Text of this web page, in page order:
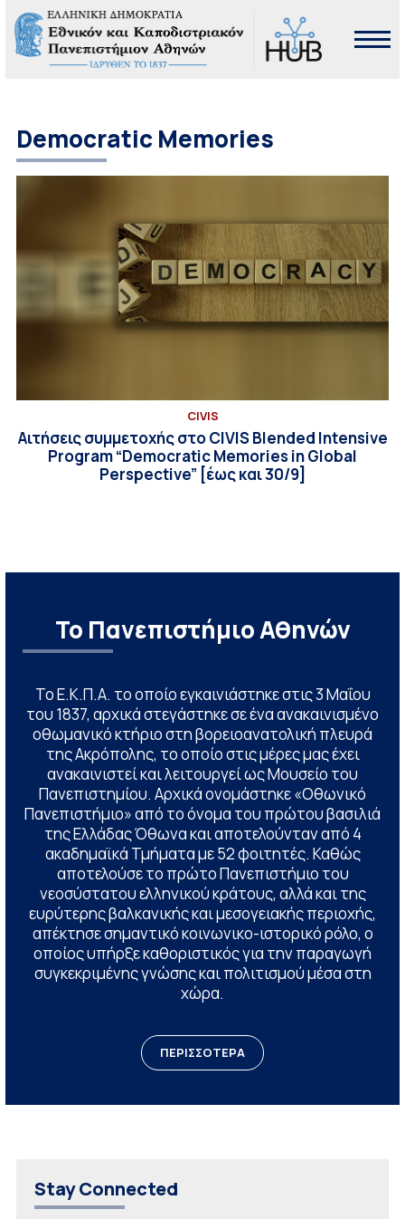
Democratic Memories
CIVIS
Αιτήσεις συμμετοχής στο CIVIS Blended Intensive
Program “Democratic Memories in Global
Perspective” [έως και 30/9]
Το Πανεπιστήμιο Αθηνών
Το Ε.Κ.Π.Α. το οποίο εγκαινιάστηκε στις 3 Μαΐου
του 1837, αρχικά στεγάστηκε σε ένα ανακαινισμένο
οθωμανικό κτήριο στη βορειοανατολική πλευρά
της Ακρόπολης, το οποίο στις μέρες μας έχει
ανακαινιστεί και λειτουργεί ως Μουσείο του
Πανεπιστημίου. Αρχικά ονομάστηκε «Οθωνικό
Πανεπιστήμιο» από το όνομα του πρώτου βασιλιά
της Ελλάδας Όθωνα και αποτελούνταν από 4
ακαδημαϊκά Τμήματα με 52 φοιτητές. Καθώς
αποτελούσε το πρώτο Πανεπιστήμιο του
νεοσύστατου ελληνικού κράτους, αλλά και της
ευρύτερης βαλκανικής και μεσογειακής περιοχής,
απέκτησε σημαντικό κοινωνικο-ιστορικό ρόλο, ο
οποίος υπήρξε καθοριστικός για την παραγωγή
συγκεκριμένης γνώσης και πολιτισμού μέσα στη
χώρα.
ΠΕΡΙΣΣΟΤΕΡΑ
Stay Connected